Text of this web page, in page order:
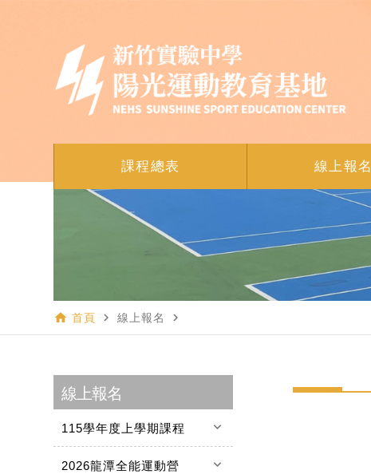
課程總表 線上報名
home 首頁 navigate_next 線上報名 navigate_next
線上報名
115學年度上學期課程 keyboard_arrow_down
2026龍潭全能運動營 keyboard_arrow_down